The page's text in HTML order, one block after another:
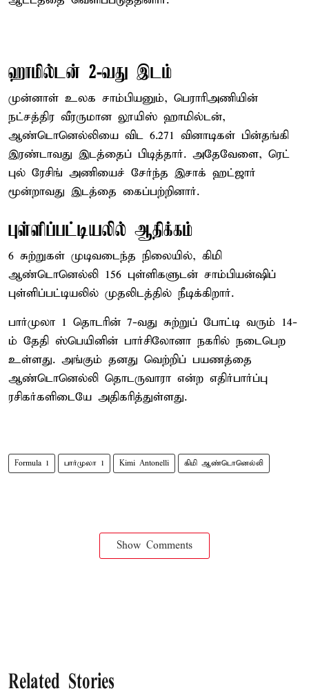
ஹாமில்டன் 2-வது இடம்
முன்னாள் உலக சாம்பியனும், பெராரிஅணியின்
நட்சத்திர வீரருமான லூயிஸ் ஹாமில்டன்,
ஆண்டொனெல்லியை விட 6.271 வினாடிகள் பின்தங்கி
இரண்டாவது இடத்தைப் பிடித்தார். அதேவேளை, ரெட்
புல் ரேசிங் அணியைச் சேர்ந்த இசாக் ஹட்ஜார்
மூன்றாவது இடத்தை கைப்பற்றினார்.
புள்ளிப்பட்டியலில் ஆதிக்கம்
6 சுற்றுகள் முடிவடைந்த நிலையில், கிமி
ஆண்டொனெல்லி 156 புள்ளிகளுடன் சாம்பியன்ஷிப்
புள்ளிப்பட்டியலில் முதலிடத்தில் நீடிக்கிறார்.
பார்முலா 1 தொடரின் 7-வது சுற்றுப் போட்டி வரும் 14-
ம் தேதி ஸ்பெயினின் பார்சிலோனா நகரில் நடைபெற
உள்ளது. அங்கும் தனது வெற்றிப் பயணத்தை
ஆண்டொனெல்லி தொடருவாரா என்ற எதிர்பார்ப்பு
ரசிகர்களிடையே அதிகரித்துள்ளது.
Formula 1 பார்முலா 1 Kimi Antonelli கிமி ஆண்டொனெல்லி
Show Comments
Related Stories